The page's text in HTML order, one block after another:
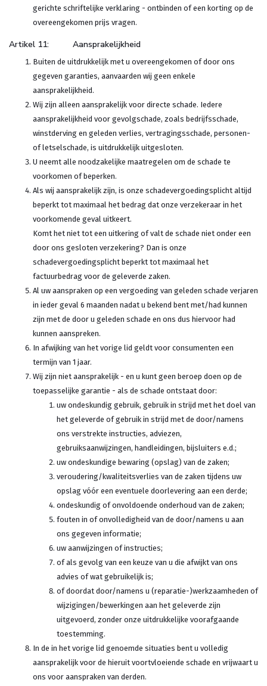
gerichte schriftelijke verklaring - ontbinden of een korting op de
overeengekomen prijs vragen.
Artikel 11: Aansprakelijkheid
Buiten de uitdrukkelijk met u overeengekomen of door ons
gegeven garanties, aanvaarden wij geen enkele
aansprakelijkheid.
Wij zijn alleen aansprakelijk voor directe schade. Iedere
aansprakelijkheid voor gevolgschade, zoals bedrijfsschade,
winstderving en geleden verlies, vertragingsschade, personen-
of letselschade, is uitdrukkelijk uitgesloten.
U neemt alle noodzakelijke maatregelen om de schade te
voorkomen of beperken.
Als wij aansprakelijk zijn, is onze schadevergoedingsplicht altijd
beperkt tot maximaal het bedrag dat onze verzekeraar in het
voorkomende geval uitkeert.
Komt het niet tot een uitkering of valt de schade niet onder een
door ons gesloten verzekering? Dan is onze
schadevergoedingsplicht beperkt tot maximaal het
factuurbedrag voor de geleverde zaken.
Al uw aanspraken op een vergoeding van geleden schade verjaren
in ieder geval 6 maanden nadat u bekend bent met/had kunnen
zijn met de door u geleden schade en ons dus hiervoor had
kunnen aanspreken.
In afwijking van het vorige lid geldt voor consumenten een
termijn van 1 jaar.
Wij zijn niet aansprakelijk - en u kunt geen beroep doen op de
toepasselijke garantie - als de schade ontstaat door:
uw ondeskundig gebruik, gebruik in strijd met het doel van
het geleverde of gebruik in strijd met de door/namens
ons verstrekte instructies, adviezen,
gebruiksaanwijzingen, handleidingen, bijsluiters e.d.;
uw ondeskundige bewaring (opslag) van de zaken;
veroudering/kwaliteitsverlies van de zaken tijdens uw
opslag vóór een eventuele doorlevering aan een derde;
ondeskundig of onvoldoende onderhoud van de zaken;
fouten in of onvolledigheid van de door/namens u aan
ons gegeven informatie;
uw aanwijzingen of instructies;
of als gevolg van een keuze van u die afwijkt van ons
advies of wat gebruikelijk is;
of doordat door/namens u (reparatie-)werkzaamheden of
wijzigingen/bewerkingen aan het geleverde zijn
uitgevoerd, zonder onze uitdrukkelijke voorafgaande
toestemming.
In de in het vorige lid genoemde situaties bent u volledig
aansprakelijk voor de hieruit voortvloeiende schade en vrijwaart u
ons voor aanspraken van derden.